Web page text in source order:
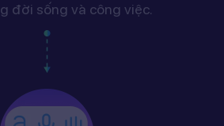
đời sống và công việc.